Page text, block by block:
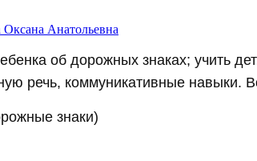
Оксана Анатольевна
об дорожных знаках; учить
речь, коммуникативные навыки.
знаки)